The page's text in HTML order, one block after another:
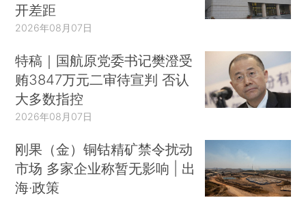
开差距
2026年08月07日
特稿｜国航原党委书记樊澄受
贿3847万元二审待宣判 否认
大多数指控
2026年08月07日
刚果（金）铜钴精矿禁令扰动
市场 多家企业称暂无影响 | 出
海·政策